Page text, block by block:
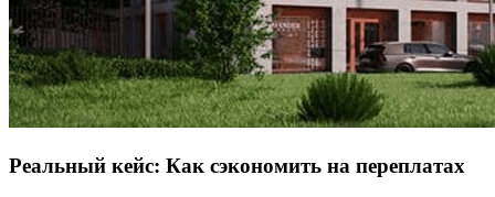
Реальный кейс: Как сэкономить на переплатах